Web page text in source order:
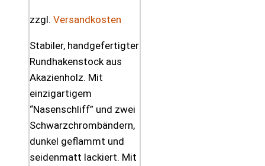
zzgl. Versandkosten
Stabiler, handgefertigter
Rundhakenstock aus
Akazienholz. Mit
einzigartigem
“Nasenschliff” und zwei
Schwarzchrombändern,
dunkel geflammt und
seidenmatt lackiert. Mit